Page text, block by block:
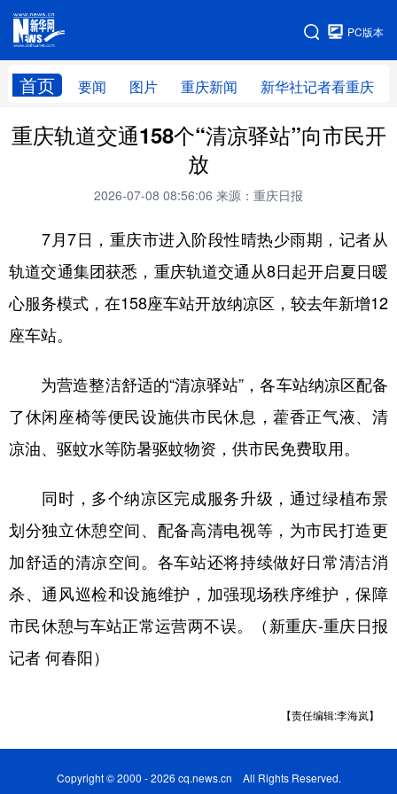
PC版本
首页 要闻 图片 重庆新闻 新华社记者看重庆
网站地图
重庆轨道交通158个“清凉驿站”向市民开
放
2026-07-08 08:56:06 来源：重庆日报
7月7日，重庆市进入阶段性晴热少雨期，记者从
轨道交通集团获悉，重庆轨道交通从8日起开启夏日暖
心服务模式，在158座车站开放纳凉区，较去年新增12
座车站。
为营造整洁舒适的“清凉驿站”，各车站纳凉区配备
了休闲座椅等便民设施供市民休息，藿香正气液、清
凉油、驱蚊水等防暑驱蚊物资，供市民免费取用。
同时，多个纳凉区完成服务升级，通过绿植布景
划分独立休憩空间、配备高清电视等，为市民打造更
加舒适的清凉空间。各车站还将持续做好日常清洁消
杀、通风巡检和设施维护，加强现场秩序维护，保障
市民休憩与车站正常运营两不误。（新重庆-重庆日报
记者 何春阳）
【责任编辑:李海岚】
Copyright © 2000 - 2026 cq.news.cn All Rights Reserved.